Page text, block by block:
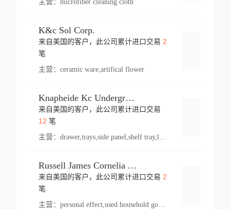
主营： microfiber cleaning cloth
K&c Sol Corp.
来自美国的客户，此公司累计进口交易 2
笔
主营： ceramic ware,artifical flower
Knapheide Kc Underground
来自美国的客户，此公司累计进口交易
12 笔
主营：
Russell James Cornelia Arlington Va
来自美国的客户，此公司累计进口交易 2
笔
主营： personal effect,used household goods